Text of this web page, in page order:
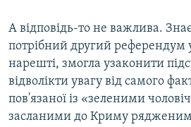
А відповідь-то не важлива.
потрібний другий референдум
нарешті, змогла узаконити
відволікти увагу від самого
пов'язаної із «зеленими
засланими до Криму